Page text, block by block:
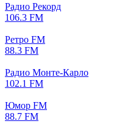
Радио Рекорд
106.3 FM
Ретро FM
88.3 FM
Радио Монте-Карло
102.1 FM
Юмор FM
88.7 FM